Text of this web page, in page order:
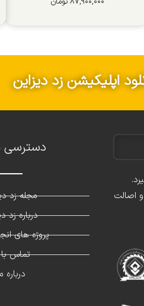
اپلیکیشن زد دیزاین
اصالت
دسترسی
مجله زد
درباره زد
پروژه های
تماس
درباره